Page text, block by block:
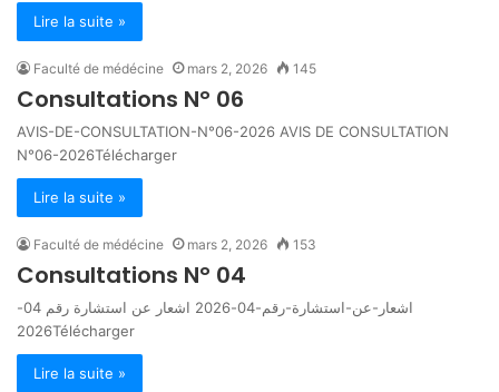
Lire la suite »
Faculté de médécine mars 2, 2026 145
Consultations N° 06
AVIS-DE-CONSULTATION-N°06-2026 AVIS DE CONSULTATION
N°06-2026Télécharger
Lire la suite »
Faculté de médécine mars 2, 2026 153
Consultations N° 04
اشعار-عن-استشارة-رقم-04-2026 اشعار عن استشارة رقم 04-
2026Télécharger
Lire la suite »